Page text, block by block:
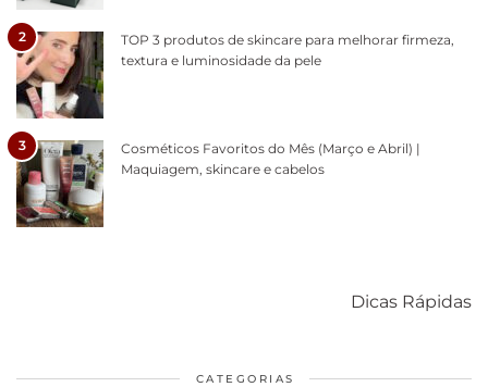
2
TOP 3 produtos de skincare para melhorar firmeza,
textura e luminosidade da pele
3
Cosméticos Favoritos do Mês (Março e Abril) |
Maquiagem, skincare e cabelos
Dicas Rápidas
diários
cabelos
CATEGORIAS